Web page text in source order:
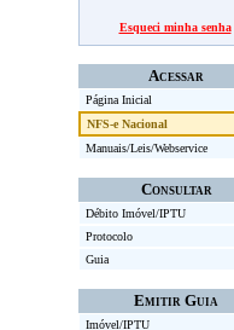
Esqueci minha senha
Acessar
Página Inicial
NFS-e Nacional
Manuais/Leis/Webservice
Consultar
Débito Imóvel/IPTU
Protocolo
Guia
Emitir Guia
Imóvel/IPTU